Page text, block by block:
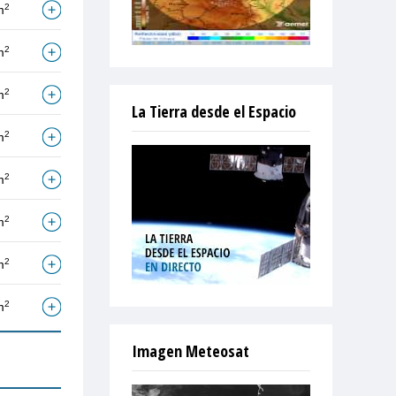
2
2
2
2
2
2
2
2
La Tierra desde el Espacio
Imagen Meteosat